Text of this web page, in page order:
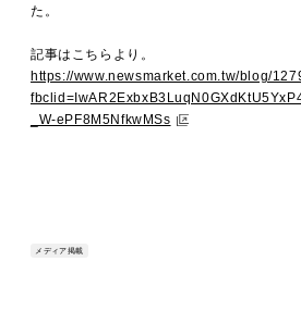
た。
記事はこちらより。
https://www.newsmarket.com.tw/blog/
_W-ePF8M5NfkwMSs
メディア掲載